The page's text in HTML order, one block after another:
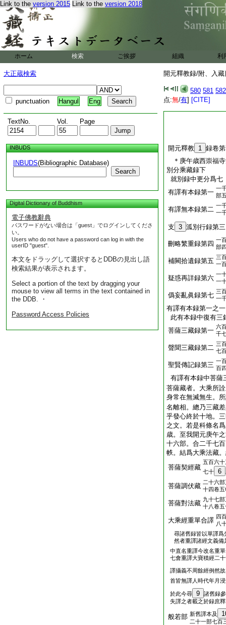
Link to the version 2015 Link to the version 2018
ホーム 検索 ご挨拶 組織 利
大正蔵検索
punctuation Hangul Eng
TextNo. Vol. Page
INBUDS
INBUDS(Bibliographic Database)
Search
Digital Dictionary of Buddhism
電子佛教辭典
パスワードがない場合は「guest」でログインしてくださ
い。
Users who do not have a password can log in with the
userID "guest".
本文をドラッグして選択するとDDBの見出し語
検索結果が表示されます。
Select a portion of the text by dragging your
mouse to view all terms in the text contained in
the DDB. ・
Password Access Policies
開元釋教録/附、入
580 581 582
点:無/有] [CITE]
開元釋教 1 録卷
＊庚午歳西崇福
別分乘藏録下
就別録中更分爲七
有譯有本録第一 一
部
有譯無本録第二 一
一
支 3 泒別行録第三
刪略繁重録第四 一
部
補闕拾遺録第五 三
一
疑惑再詳録第六 一
一
僞妄亂眞録第七 三
一
有譯有本録第一之一
此有本録中復有三
菩薩三藏録第一 六
千
聲聞三藏録第二 三
七
聖賢傳記録第三 一
百
有譯有本録中菩薩
菩薩藏者。大乘所
身常在無滅無生。
名離相。總乃三藏
乎發心終於十地。
之文。若是科條名
歳。至我開元庚午
十六部。合二千七
帙。結爲大乘法藏
菩薩契經藏
五百六
七十
6
菩薩調伏藏 二十六部
十四卷五
菩薩對法藏 九十七
十八卷五
大乘經重單合譯 四
八
尋諸舊録皆以單譯爲
然者重譯諸經文義備
中直名重譯今改名重
七會重譯大寶積經二
譯攝義不周餘經例然
首皆無譯人時代年月
於此今尋 9
諸舊録
失譯之者載之於録庶
般若部 新舊譯本及
二十一部七百